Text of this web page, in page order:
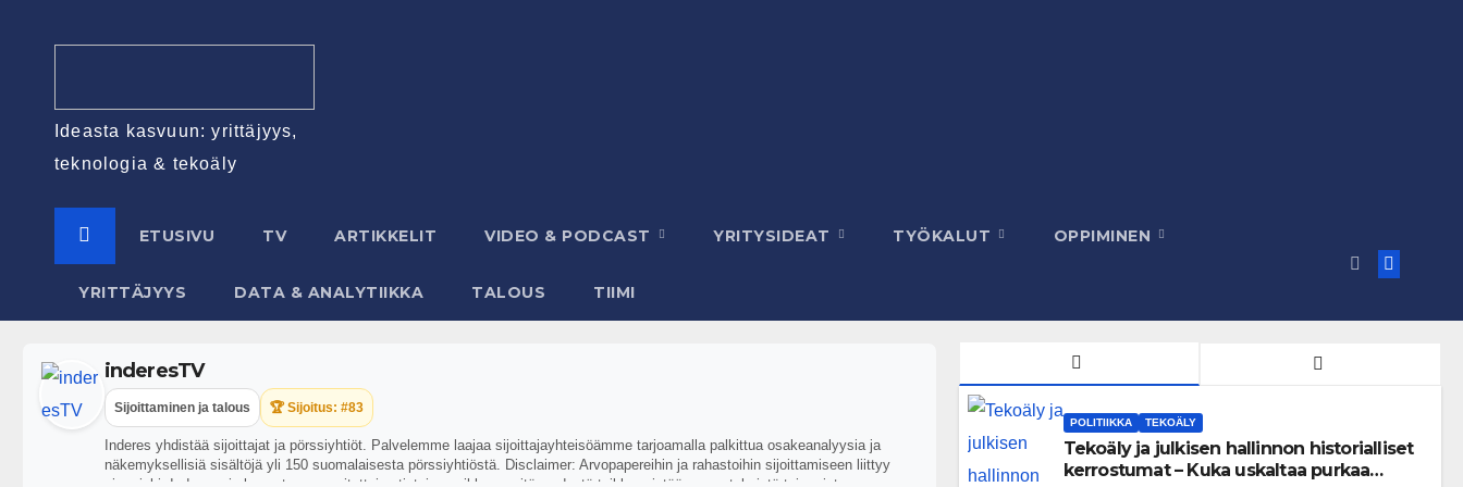
Ideasta kasvuun: yrittäjyys,
teknologia & tekoäly
ETUSIVU TV ARTIKKELIT VIDEO & PODCAST YRITYSIDEAT TYÖKALUT OPPIMINEN
YRITTÄJYYS DATA & ANALYTIIKKA TALOUS TIIMI
inderesTV
Sijoittaminen ja talous 🏆 Sijoitus: #83
Inderes yhdistää sijoittajat ja pörssiyhtiöt. Palvelemme laajaa sijoittajayhteisöämme tarjoamalla palkittua osakeanalyysia ja
näkemyksellisiä sisältöjä yli 150 suomalaisesta pörssiyhtiöstä. Disclaimer: Arvopapereihin ja rahastoihin sijoittamiseen liittyy
POLITIIKKA TEKOÄLY
Tekoäly ja julkisen hallinnon historialliset
kerrostumat – Kuka uskaltaa purkaa